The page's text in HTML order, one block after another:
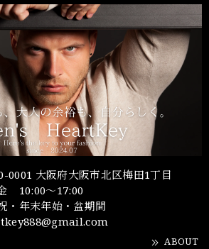
0001 大阪府大阪市北区梅田1丁目
10:00～17:00
・年末年始・盆期間
ABOUT